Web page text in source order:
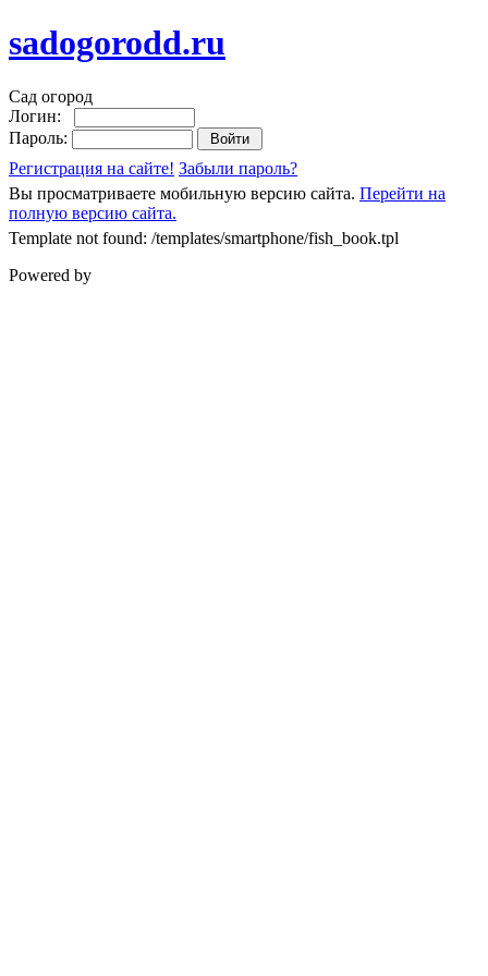
sadogorodd.ru
Сад огород
Логин:
Пароль:
Регистрация на сайте! Забыли пароль?
Вы просматриваете мобильную версию сайта. Перейти на
полную версию сайта.
Template not found: /templates/smartphone/fish_book.tpl
Powered by